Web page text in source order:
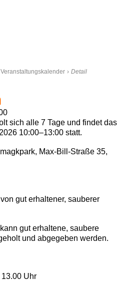
Veranstaltungskalender Detail
sich alle 7 Tage und findet das
10:00–13:00statt.
Max-Bill-Straße 35,
gut erhaltener, sauberer
gut erhaltene, saubere
und abgegeben werden.
Uhr